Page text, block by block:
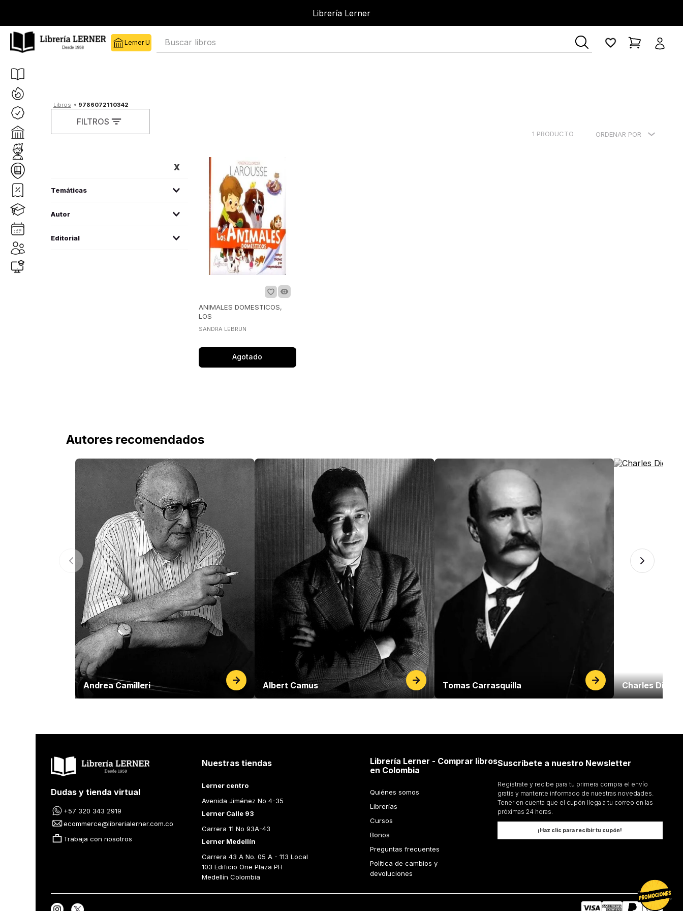
Librería Lerner
Buscar libros
9786072110342
1 PRODUCTO ORDENAR POR
FILTROS
literatura infantil
Autor
Lebrun, Sandra
Editorial
ANIMALES DOMESTICOS,
LOS
SANDRA LEBRUN
Agotado
Autores recomendados
Andrea Camilleri Albert Camus Tomas Carrasquilla Charles
Dudas y tienda virtual
+57 320 343 2919
ecommerce@librerialerner.com.co
Trabaja con nosotros
Nuestras tiendas
Lerner centro
Avenida Jiménez No 4-35
Lerner Calle 93
Carrera 11 No 93A-43
Lerner Medellín
Carrera 43 A No. 05 A - 113 Local
103 Edificio One Plaza PH
Medellín Colombia
Librería Lerner - Comprar libros
en Colombia
Quiénes somos
Librerías
Cursos
Bonos
Preguntas frecuentes
Política de cambios y
devoluciones
Suscríbete a nuestro Newsletter
Regístrate y recibe para tu primera compra el envío
gratis y mantente informado de nuestras novedades.
Tener en cuenta que el cupón llega a tu correo en las
próximas 24 horas.
¡Haz clic para recibir tu cupón!